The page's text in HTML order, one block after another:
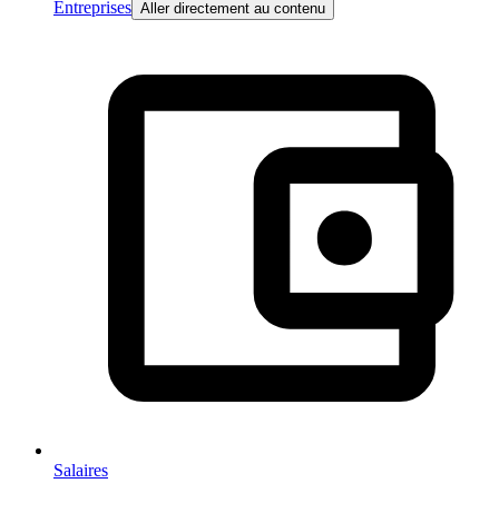
Entreprises Aller directement au contenu
Salaires